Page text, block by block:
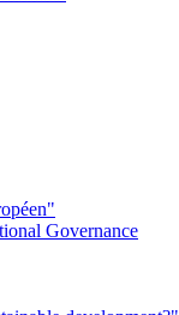
Governance